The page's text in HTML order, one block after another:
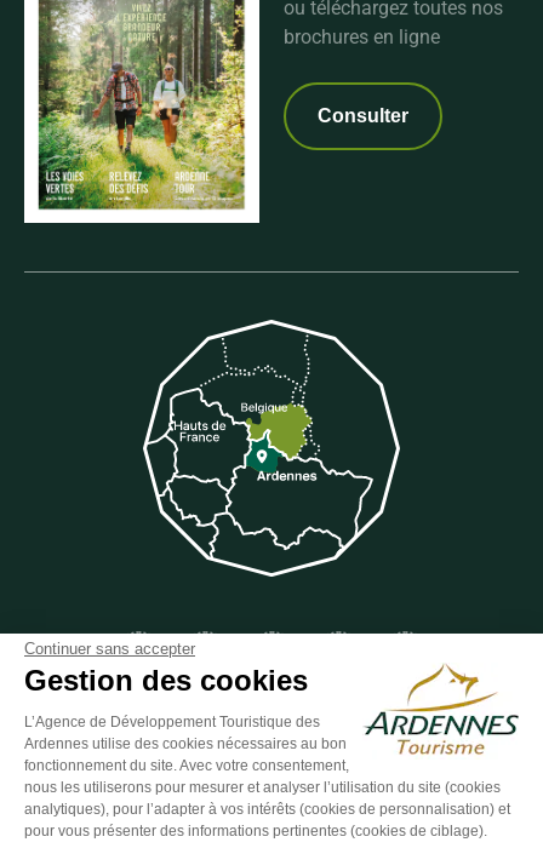
ou téléchargez toutes nos
brochures en ligne
Consulter
Suivez-nous sur Facebook
ESPACE GROUPES ESPACE PRESSE ESPACE PRO
Plan du site-Politique de confidentialité -Mentions légales -
Éditer mes cookies -Made with byIRIS Interactive
Continuer sans accepter
Gestion des cookies
L’Agence de Développement Touristique des
Ardennes utilise des cookies nécessaires au bon
fonctionnement du site. Avec votre consentement,
nous les utiliserons pour mesurer et analyser l’utilisation du site (cookies
analytiques), pour l’adapter à vos intérêts (cookies de personnalisation) et
pour vous présenter des informations pertinentes (cookies de ciblage).